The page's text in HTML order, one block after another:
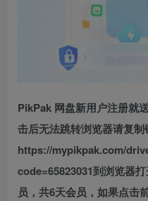
PikPak 网盘新用户注册就
击后无法跳转浏览器请复制
https://mypikpak.com/
code=65823031到浏览器
员，共6天会员，如果点击